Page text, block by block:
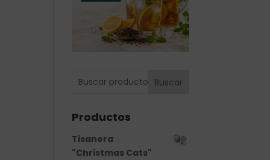
Buscar
Productos
Tisanera
"Christmas Cats"